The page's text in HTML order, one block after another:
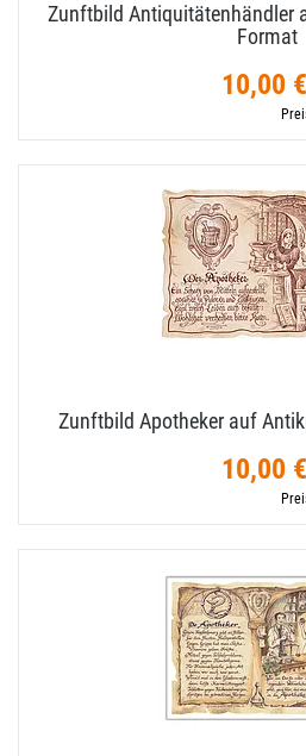
Zunftbild Antiquitätenhändler
Format
10,00 €
Zunftbild Apotheker auf
10,00 €